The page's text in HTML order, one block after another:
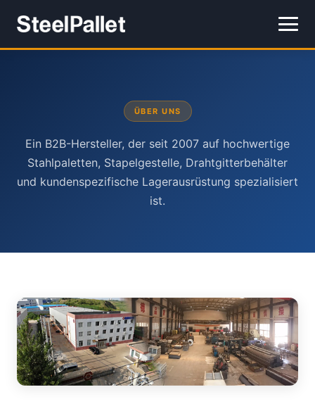
ÜBER UNS
Ein B2B-Hersteller, der seit 2007 auf hochwertige
Stahlpaletten, Stapelgestelle, Drahtgitterbehälter
und kundenspezifische Lagerausrüstung spezialisiert
ist.